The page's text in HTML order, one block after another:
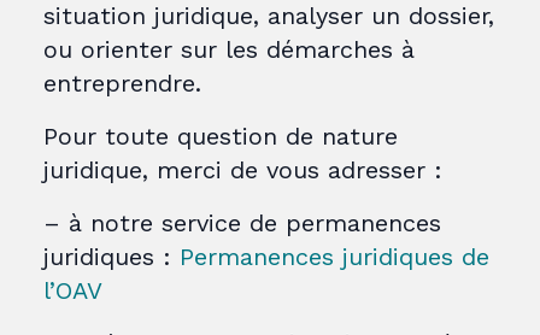
situation juridique, analyser un dossier,
ou orienter sur les démarches à
entreprendre.
Pour toute question de nature
juridique, merci de vous adresser :
– à notre service de permanences
juridiques : Permanences juridiques de
l’OAV